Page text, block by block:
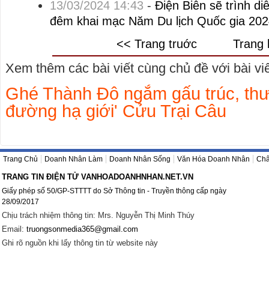
13/03/2024 14:43 - Điện Biên sẽ trình
đêm khai mạc Năm Du lịch Quốc gia
<< Trang truớc
Trang
Xem thêm các bài viết cùng chủ đề với bài
Ghé Thành Đô ngắm gấu trúc,
đường hạ giới' Cửu Trại Câu
Trang Chủ Doanh Nhân Làm Doanh Nhân Sống Văn Hóa Doanh Nhân
TRANG TIN ĐIỆN TỬ VANHOADOANHNHAN.NET.VN
Giấy phép số 50/GP-STTTT do Sở Thông tin - Truyền thông cấp ngày
28/09/2017
Chịu trách nhiệm thông tin: Mrs. Nguyễn Thị Minh Thúy
Email: truongsonmedia365@gmail.com
Ghi rõ nguồn khi lấy thông tin từ website này